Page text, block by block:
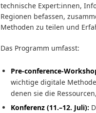
technische Expert:innen,
Regionen befassen,
Methoden zu teilen und
Das Programm umfasst:
Pre-conference-
wichtige digitale
denen sie die
Konferenz (11.–12. Juli):